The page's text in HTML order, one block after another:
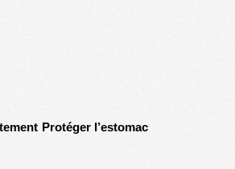
Protéger l’estomac